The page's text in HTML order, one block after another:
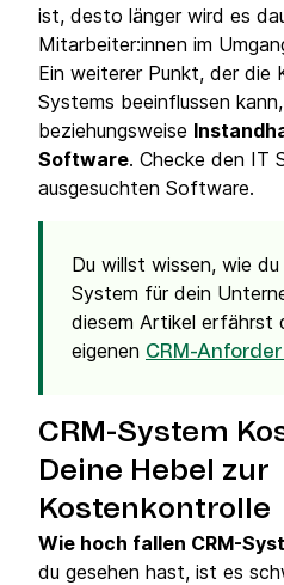
ist, desto länger wird es
Mitarbeiter:innen im
Ein weiterer Punkt, der die
Systems beeinflussen
beziehungsweise
Software. Checke den IT
ausgesuchten Software.
Du willst wissen, wie
System für dein
diesem Artikel erfährst
eigenen CRM-
CRM-System
Deine Hebel zur
Kostenkontrolle
Wie hoch fallen CRM-
du gesehen hast, ist es